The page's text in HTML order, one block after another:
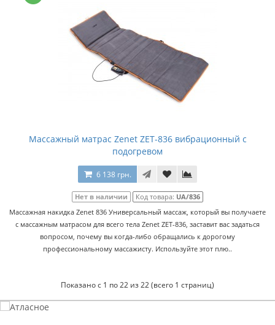
Массажный матрас Zenet ZET-836 вибрационный с
подогревом
6 138 грн.
Нет в наличии Код товара: UA/836
Массажная накидка Zenet 836 Универсальный массаж, который вы получаете
с массажным матрасом для всего тела Zenet ZET-836, заставит вас задаться
вопросом, почему вы когда-либо обращались к дорогому
профессиональному массажисту. Используйте этот плю..
Показано с 1 по 22 из 22 (всего 1 страниц)